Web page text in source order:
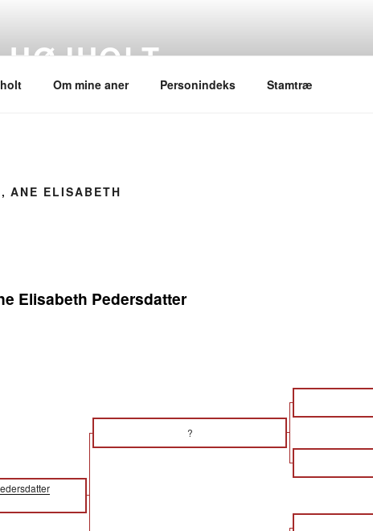
HØJHOLT
Om mine aner Personindeks Stamtræ
ANE ELISABETH
Elisabeth Pedersdatter
?